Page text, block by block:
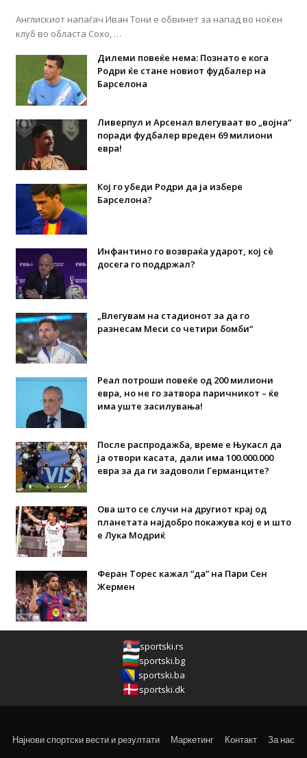
Англискиот напаѓач Иван Тони е обвинет за напад во ноќен
клуб во областа Сохо, …
Дилеми повеќе нема: Познато е кога
Родри ќе стане новиот фудбалер на
Барселона
Ливерпул и Арсенал влегуваат во „војна“
поради фудбалер вреден 69 милиони
евра!
Кој го убеди Родри да ја избере
Барселона?
Инфантино го возвраќа ударот, кој сè
досега го поддржал?
„Влегувам на стадионот за да го
разнесам Меси со четири бомби“
Реал потроши повеќе од 200 милиони
евра, но не го затвора паричникот – ќе
има уште засилувања!
После распродажба, време е Њукасл да
ја отвори касата, дали има 100.000.000
евра за да ги задоволи Германците?
Ова што се случи на другиот крај од
планетата најдобро покажува кој е и што
е Лука Модриќ
Феран Торес кажал “да” на Пари Сен
Жермен
sportski.rs
sportski.bg
sportski.ba
sportski.dk
Најнови спортски вести и резултати Маркетинг Контакт За нас